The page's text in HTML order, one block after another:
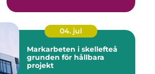
04. jul
Markarbeten i skellefteå
grunden för hållbara
projekt